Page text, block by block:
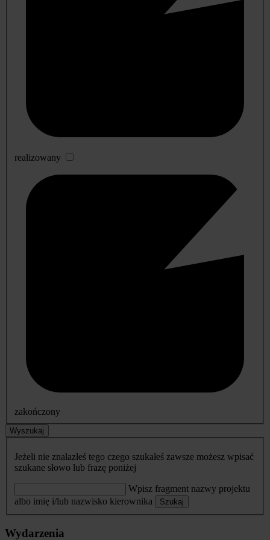
realizowany
zakończony
Wyszukaj
Jeżeli nie znalazłeś tego czego szukałeś zawsze możesz wpisać
szukane słowo lub frazę poniżej
Wpisz fragment nazwy projektu
albo imię i/lub nazwisko kierownika
Szukaj
Wydarzenia